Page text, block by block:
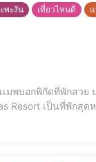
พะงัน เที่ยวไหนดี
นเกาะพงันให้กับเพื่อนๆที่กำลัง